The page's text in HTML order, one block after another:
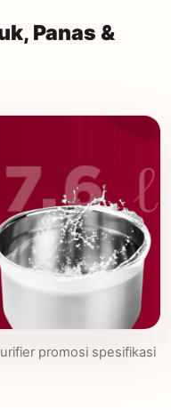
Panas &
promosi spesifikasi